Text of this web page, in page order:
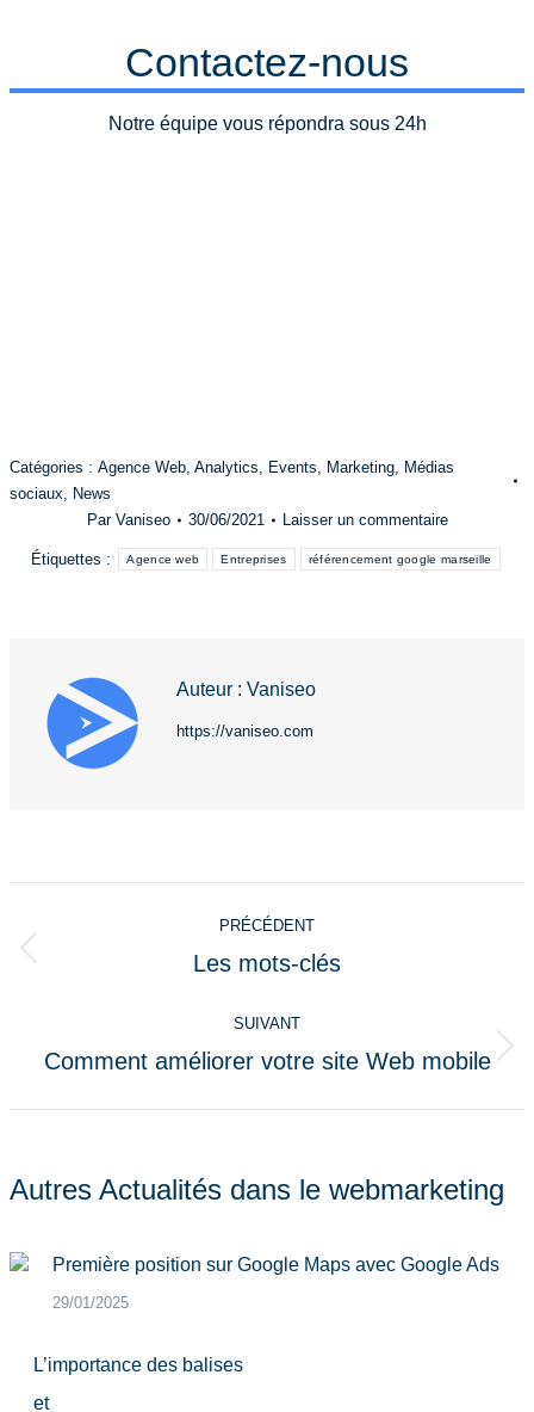
Contactez-nous
Notre équipe vous répondra sous 24h
Catégories : Agence Web, Analytics, Events, Marketing, Médias
sociaux, News
Par Vaniseo 30/06/2021 Laisser un commentaire
Étiquettes : Agence web Entreprises référencement google marseille
Auteur : Vaniseo
https://vaniseo.com
article
PRÉCÉDENT
Article
Les mots-clés
SUIVANT
Article
Comment améliorer votre site Web mobile
Autres Actualités dans le webmarketing
Première position sur Google Maps avec Google Ads
29/01/2025
L’importance des balises
et